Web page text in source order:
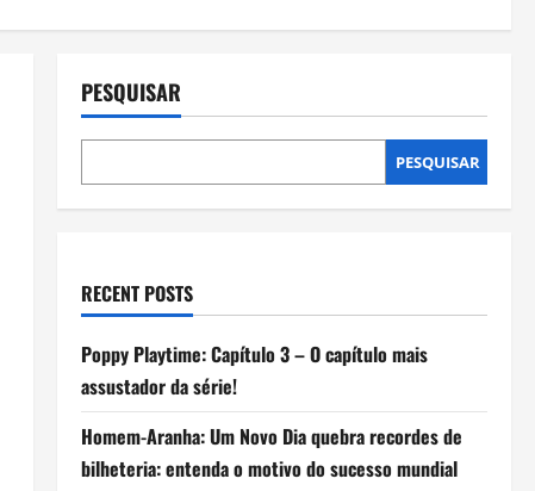
PESQUISAR
PESQUISAR
RECENT POSTS
Poppy Playtime: Capítulo 3 – O capítulo mais
assustador da série!
Homem-Aranha: Um Novo Dia quebra recordes de
bilheteria: entenda o motivo do sucesso mundial